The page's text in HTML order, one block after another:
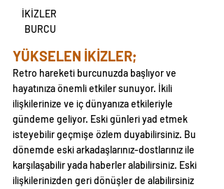
İKİZLER
BURCU
YÜKSELEN İKİZLER;
Retro hareketi burcunuzda başlıyor ve
hayatınıza önemli etkiler sunuyor. İkili
ilişkilerinize ve iç dünyanıza etkileriyle
gündeme geliyor. Eski günleri yad etmek
isteyebilir geçmişe özlem duyabilirsiniz. Bu
dönemde eski arkadaşlarınız-dostlarınız ile
karşılaşabilir yada haberler alabilirsiniz. Eski
ilişkilerinizden geri dönüşler de alabilirsiniz